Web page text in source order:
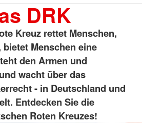
DRK
Kreuz rettet Menschen,
Menschen eine
den Armen und
wacht über das
- in Deutschland und
Entdecken Sie die
Roten Kreuzes!